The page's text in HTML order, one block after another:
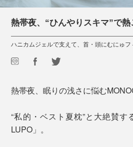
熱帯夜、“ひんやりスキマ”で
ハニカムジェルで支えて、首・頭にむにゅフ
熱帯夜、眠りの浅さに悩む
“私的・ベスト夏枕”と大絶賛
LUPO」。